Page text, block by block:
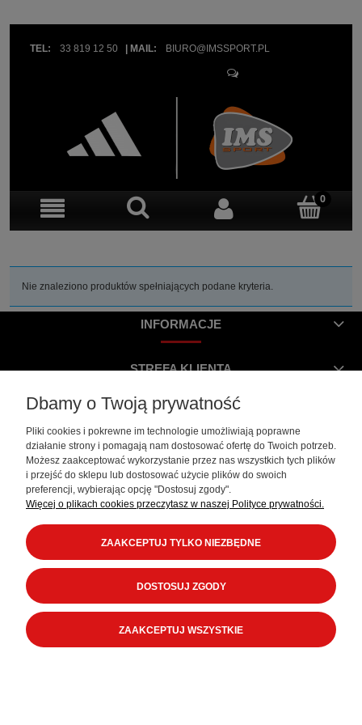
TEL: 33 819 12 50 MAIL: BIURO@IMSSPORT.PL
Nie znaleziono produktów spełniających podane kryteria.
INFORMACJE
STREFA KLIENTA
IMSSport Polska| ul. Sobieskiego 87a|43-300 Bielsko-Biała|Tel: 690 907 909
Tel:33 819 12 50|Mail:biuro@imssport.pl|NIP: 9371403085
Copyright by
2022 Wszelkie prawa zastrzeżone
Dbamy o Twoją prywatność
Pliki cookies i pokrewne im technologie umożliwiają poprawne
działanie strony i pomagają nam dostosować ofertę do Twoich potrzeb.
Możesz zaakceptować wykorzystanie przez nas wszystkich tych plików
i przejść do sklepu lub dostosować użycie plików do swoich
preferencji, wybierając opcję "Dostosuj zgody".
Więcej o plikach cookies przeczytasz w naszej Polityce prywatności.
ZAAKCEPTUJ TYLKO NIEZBĘDNE
DOSTOSUJ ZGODY
ZAAKCEPTUJ WSZYSTKIE